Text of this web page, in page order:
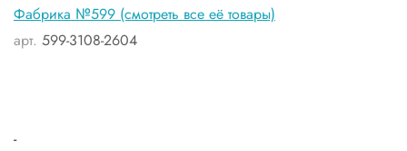
Фабрика №599 (смотреть все её товары)
арт. 599-3108-2604
-